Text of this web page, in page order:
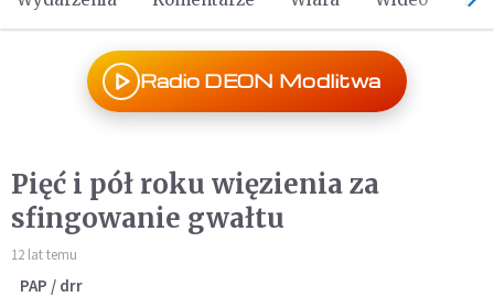
Radio DEON Modlitwa
Pięć i pół roku więzienia za
sfingowanie gwałtu
12 lat temu
PAP / drr